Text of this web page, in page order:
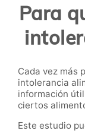
Para
Cada vez más
intolerancia
información
ciertos
Este estudio